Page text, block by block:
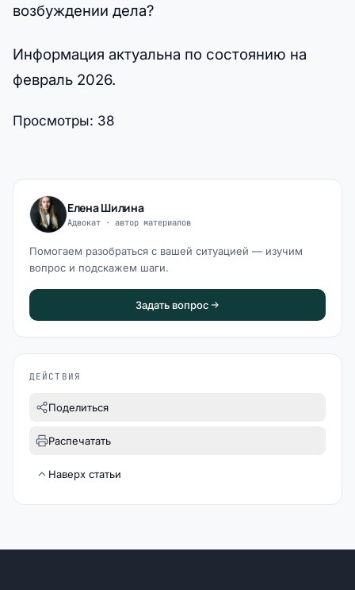
возбуждении дела?
Информация актуальна по состоянию на
февраль 2026.
Просмотры: 38
Елена Шилина
Адвокат · автор материалов
Помогаем разобраться с вашей ситуацией — изучим
вопрос и подскажем шаги.
Задать вопрос
ДЕЙСТВИЯ
Поделиться
Распечатать
Наверх статьи